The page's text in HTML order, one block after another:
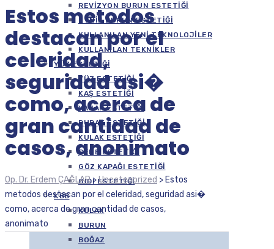
REVIZYON BURUN ESTETIĞI
ETNIK BURUN ESTETIĞI
KULLANILAN YENI TEKNOLOJILER
KULLANILAN TEKNIKLER
YÜZ ESTETIĞI
YÜZ ESTETIĞI
KAŞ ESTETIĞI
YANAK ESTETIĞI
DUDAK ESTETIĞI
KULAK ESTETIĞI
ÇENE ESTETIĞI
GÖZ KAPAĞI ESTETIĞI
GIDI ESTETIĞI
KBB
KULAK
BURUN
BOĞAZ
Estos metodos
destacan por el
celeridad,
seguridad asi�
como, acerca de
gran cantidad de
casos, anonimato
Op. Dr. Erdem ÇAĞLAR>Uncategorized > Estos
metodos destacan por el celeridad, seguridad asi�
como, acerca de gran cantidad de casos,
anonimato